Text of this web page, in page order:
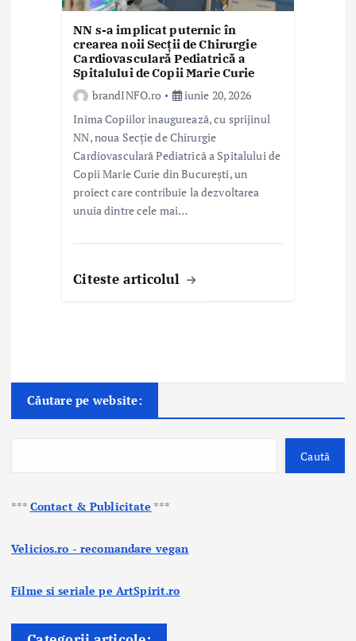
NN s-a implicat puternic în
crearea noii Secții de Chirurgie
Cardiovasculară Pediatrică a
Spitalului de Copii Marie Curie
brandINFO.ro
iunie 20, 2026
Inima Copiilor inaugurează, cu sprijinul
NN, noua Secție de Chirurgie
Cardiovasculară Pediatrică a Spitalului de
Copii Marie Curie din București, un
proiect care contribuie la dezvoltarea
unuia dintre cele mai…
Citeste articolul
Căutare pe website:
Caută
*** Contact & Publicitate ***
Velicios.ro - recomandare vegan
Filme si seriale pe ArtSpirit.ro